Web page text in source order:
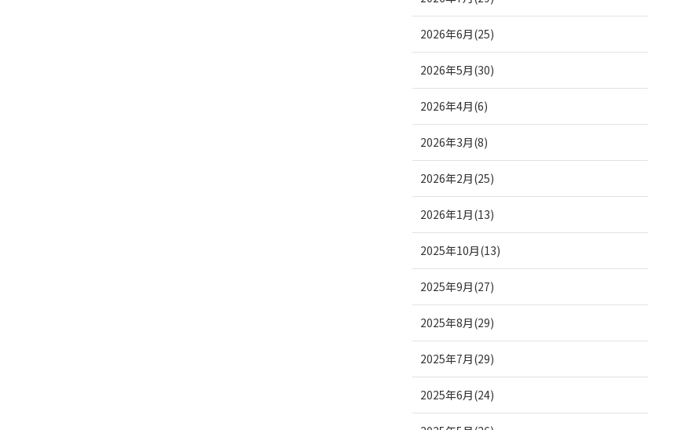
2026年6月(25)
2026年5月(30)
2026年4月(6)
2026年3月(8)
2026年2月(25)
2026年1月(13)
2025年10月(13)
2025年9月(27)
2025年8月(29)
2025年7月(29)
2025年6月(24)